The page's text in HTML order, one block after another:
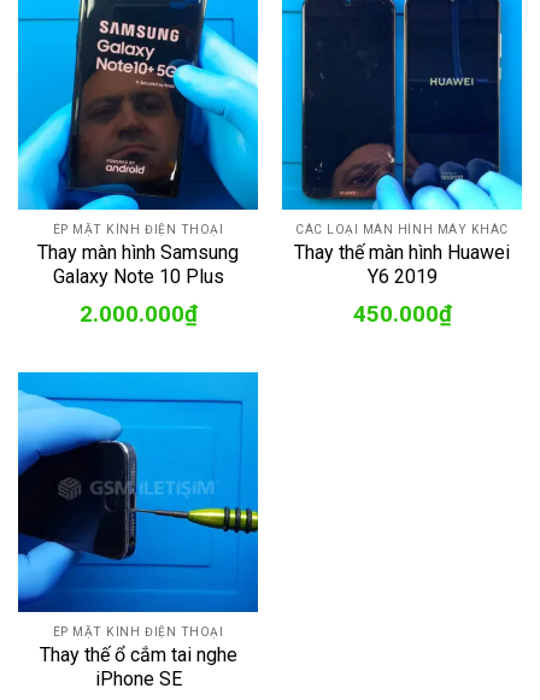
ÉP MẶT KÍNH ĐIỆN THOẠI
Thay màn hình Samsung
Galaxy Note 10 Plus
2.000.000₫
CÁC LOẠI MÀN HÌNH MÁY KHÁC
Thay thế màn hình Huawei
Y6 2019
450.000₫
ÉP MẶT KÍNH ĐIỆN THOẠI
Thay thế ổ cắm tai nghe
iPhone SE